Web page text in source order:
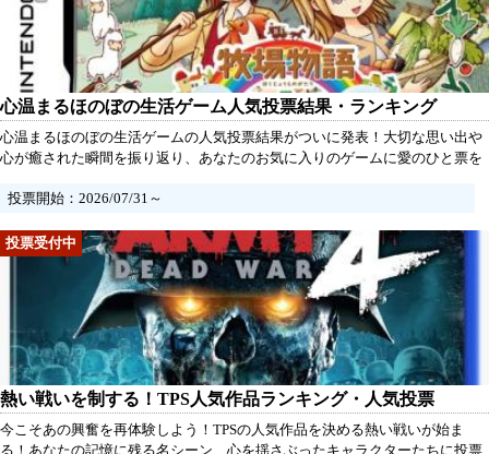
心温まるほのぼの生活ゲーム人気投票結果・ランキング
心温まるほのぼの生活ゲームの人気投票結果がついに発表！大切な思い出や
心が癒された瞬間を振り返り、あなたのお気に入りのゲームに愛のひと票を
ーたちとの思い出を共有し、仲間たちと楽しさを分かち合うチャンスです。
ください！
投票開始：2026/07/31～
熱い戦いを制する！TPS人気作品ランキング・人気投票
今こそあの興奮を再体験しよう！TPSの人気作品を決める熱い戦いが始ま
る！あなたの記憶に残る名シーン、心を揺さぶったキャラクターたちに投票